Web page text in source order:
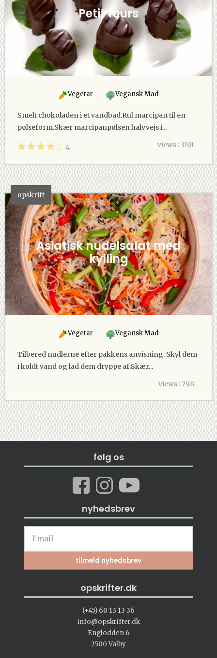
Petit fours
Vegetar Vegansk Mad
Smelt chokoladen i et vandbad.Rul marcipan til en
pølseform.Skær marcipanpølsen halvvejs i...
4 views : 3191
opskrift
Asiatisk nudelsalat med
kylling
Vegetar Vegansk Mad
Tilbered nudlerne efter pakkens anvisning. Skyl dem
i koldt vand og lad dem dryppe af.Skær...
views : 798
følg os
nyhedsbrev
opskrifter.dk
(+45) 60 13 13 36
info@opskrifter.dk
Englodden 6
2500 Valby